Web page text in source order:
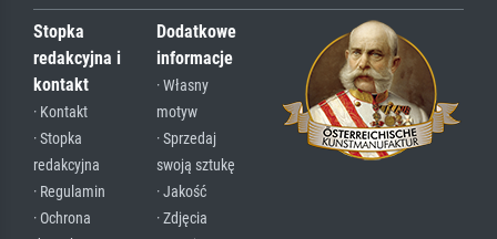
Stopka
redakcyjna i
kontakt
· Kontakt
· Stopka
redakcyjna
· Regulamin
· Ochrona
Dodatkowe
informacje
· Własny
motyw
· Sprzedaj
swoją sztukę
· Jakość
· Zdjęcia